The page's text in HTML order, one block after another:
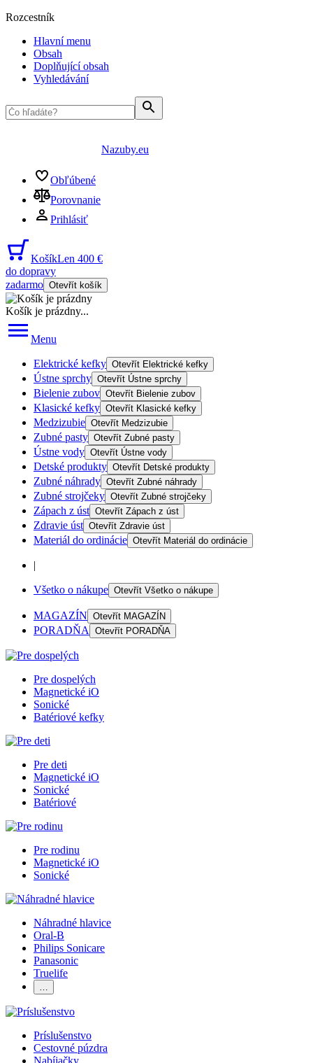
Rozcestník
Hlavní menu
Obsah
Doplňující obsah
Vyhledávání
Nazuby.eu
Obľúbené
Porovnanie
Prihlásiť
KošíkLen 400 €
do dopravy
zadarmo Otevřít košík
Košík je prázdny...
Menu
Elektrické kefky Otevřít Elektrické kefky
Ústne sprchy Otevřít Ústne sprchy
Bielenie zubov Otevřít Bielenie zubov
Klasické kefky Otevřít Klasické kefky
Medzizubie Otevřít Medzizubie
Zubné pasty Otevřít Zubné pasty
Ústne vody Otevřít Ústne vody
Detské produkty Otevřít Detské produkty
Zubné náhrady Otevřít Zubné náhrady
Zubné strojčeky Otevřít Zubné strojčeky
Zápach z úst Otevřít Zápach z úst
Zdravie úst Otevřít Zdravie úst
Materiál do ordinácie Otevřít Materiál do ordinácie
|
Všetko o nákupe Otevřít Všetko o nákupe
MAGAZÍN Otevřít MAGAZÍN
PORADŇA Otevřít PORADŇA
Pre dospelých
Magnetické iO
Sonické
Batériové kefky
Pre deti
Magnetické iO
Sonické
Batériové
Pre rodinu
Magnetické iO
Sonické
Náhradné hlavice
Oral-B
Philips Sonicare
Panasonic
Truelife
…
Príslušenstvo
Cestovné púzdra
Nabíjačky